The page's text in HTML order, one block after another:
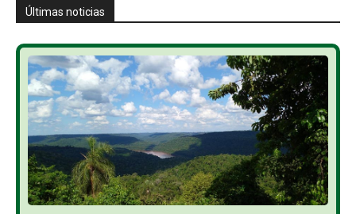
Últimas noticias